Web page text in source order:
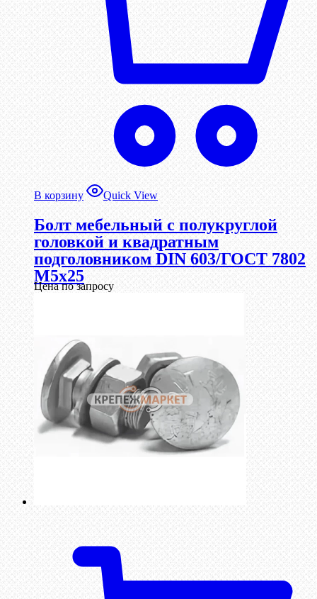
В корзину Quick View
Болт мебельный с полукруглой
головкой и квадратным
подголовником DIN 603/ГОСТ 7802
М5х25
Цена по запросу